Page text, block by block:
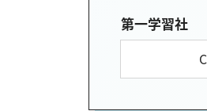
第一学習社